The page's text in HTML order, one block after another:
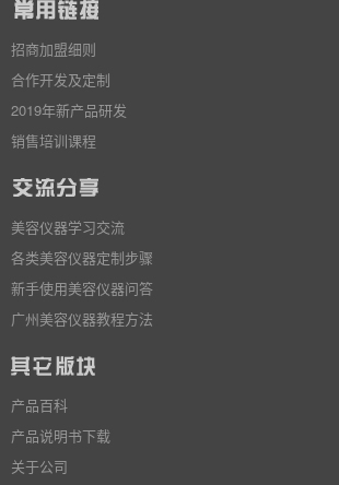
招商加盟细则
合作开发及定制
2019年新产品研发
销售培训课程
美容仪器学习交流
各类美容仪器定制步骤
新手使用美容仪器问答
广州美容仪器教程方法
产品百科
产品说明书下载
关于公司